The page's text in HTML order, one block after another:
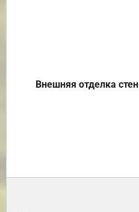
Внешняя отделка стен